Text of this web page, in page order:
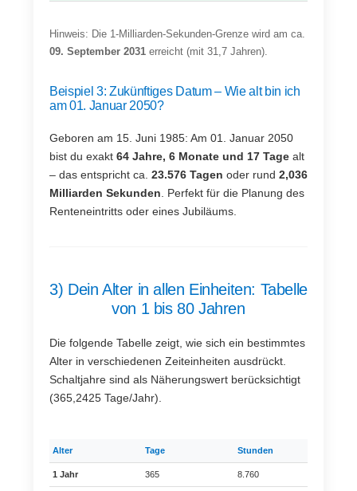
Hinweis: Die 1-Milliarden-Sekunden-Grenze wird am ca.
09. September 2031erreicht (mit 31,7 Jahren).
Beispiel 3: Zukünftiges Datum – Wie alt bin ich
am 01. Januar 2050?
Geboren am 15. Juni 1985: Am 01. Januar 2050
bist du exakt 64 Jahre, 6 Monate und 17 Tagealt
– das entspricht ca. 23.576 Tagen oder rund 2,036
Milliarden Sekunden . Perfekt für die Planung des
Renteneintritts oder eines Jubiläums.
3) Dein Alter in allen Einheiten: Tabelle
von 1 bis 80 Jahren
Die folgende Tabelle zeigt, wie sich ein bestimmtes
Alter in verschiedenen Zeiteinheiten ausdrückt.
Schaltjahre sind als Näherungswert berücksichtigt
(365,2425 Tage/Jahr).
Alter Tage Stunden
1 Jahr 365 8.760